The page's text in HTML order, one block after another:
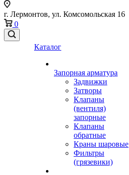
г. Лермонтов, ул. Комсомольская 16
0
Каталог
Запорная арматура
Задвижки
Затворы
Клапаны
(вентиля)
запорные
Клапаны
обратные
Краны шаровые
Фильтры
(грязевики)